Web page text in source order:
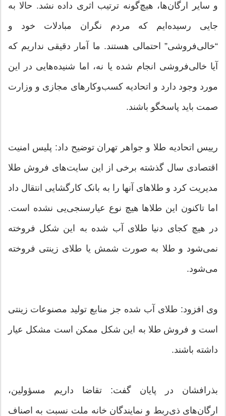
و سایر ارگان‌ها، هیچ‌گونه ترتیب اثری داده نشد. حالا به
جایی رسیده‌ایم که مردم نگران مبادلات خود و
“خالی‌فروشی” احتمالی هستند. ما آمار دقیقی نداریم که
آیا خالی‌فروشی انجام شده یا نه، اما شنیده‌هایی در این
مورد وجود دارد و اتحادیه کسب‌وکارهای مجازی و وزارت
صمت باید پاسخگو باشند.
رییس اتحادیه طلا و جواهر تهران توضیح داد: پلیس امنیت
اقتصادی سال گذشته برخی از این سایت‌های فروش طلا
مدیریت کرد و طلاهای آنها را به بانک کارگشایی انتقال داد
اما تاکنون این طلاها هیچ نوع عیارسنجی‌یی نشده است.
در هیچ کجای دنیا طلای آب شده به این شکل فروخته
نمی‌شود و طلا به صورت شمش یا طلای زینتی فروخته
می‌شود.
وی افزود: طلای آب شده جز منابع تولید مصنوعات زینتی
است و فروش طلا به این شکل ممکن است مشکل عیار
داشته باشند.
بذرافشان در پایان گفت: تقاضا داریم مسؤولین،
ارگان‌های ذی‌ربط و نمایندگان خانه ملت نسبت به اصناف